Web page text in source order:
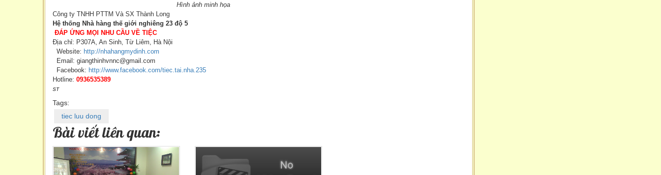
Hình ảnh minh họa
Công ty TNHH PTTM Và SX Thành Long
Hệ thống Nhà hàng thế giới nghiêng 23 độ 5
ĐÁP ỨNG MỌI NHU CẦU VỀ TIỆC
Địa chỉ: P307A, An Sinh, Từ Liêm, Hà Nội
Website: http://nhahangmydinh.com
Email: giangthinhvnnc@gmail.com
Facebook: http://www.facebook.com/tiec.tai.nha.235
Hotline: 0936535389
ST
Tags:
tiec luu dong
Bài viết liên quan: